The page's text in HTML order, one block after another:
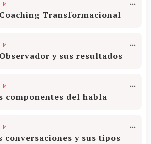
Transformacional
y sus resultados
componentes del habla
conversaciones y sus tipos